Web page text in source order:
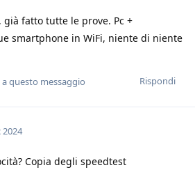
già fatto tutte le prove. Pc +
smartphone in WiFi, niente di niente
Rispondi
questo messaggio
2024
Copia degli speedtest